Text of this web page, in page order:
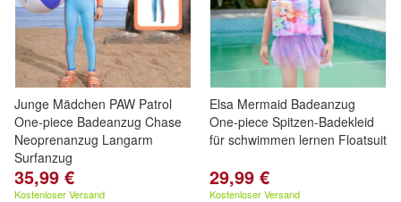
Junge Mädchen PAW Patrol
One-piece Badeanzug Chase
Neoprenanzug Langarm
Surfanzug
35,99 €
Kostenloser Versand
Elsa Mermaid Badeanzug
One-piece Spitzen-Badekleid
für schwimmen lernen Floatsuit
29,99 €
Kostenloser Versand